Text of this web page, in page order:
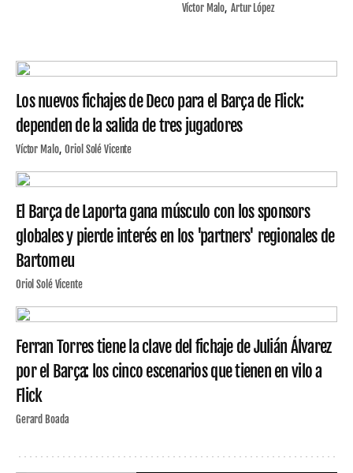
Víctor Malo Artur López
Los nuevos fichajes de Deco para el Barça de Flick:
dependen de la salida de tres jugadores
Víctor Malo Oriol Solé Vicente
El Barça de Laporta gana músculo con los sponsors
globales y pierde interés en los 'partners' regionales de
Bartomeu
Oriol Solé Vicente
Ferran Torres tiene la clave del fichaje de Julián Álvarez
por el Barça: los cinco escenarios que tienen en vilo a
Flick
Gerard Boada